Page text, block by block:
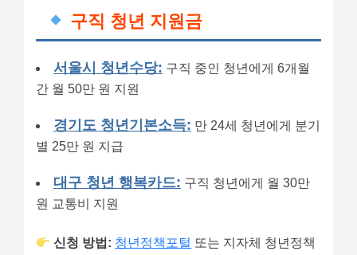
구직 청년 지원금
서울시 청년수당: 구직 중인 청년에게 6개월
간 월 50만 원 지원
경기도 청년기본소득: 만 24세 청년에게 분기
별 25만 원 지급
대구 청년 행복카드: 구직 청년에게 월 30만
원 교통비 지원
신청 방법: 청년정책포털 또는 지자체 청년정책